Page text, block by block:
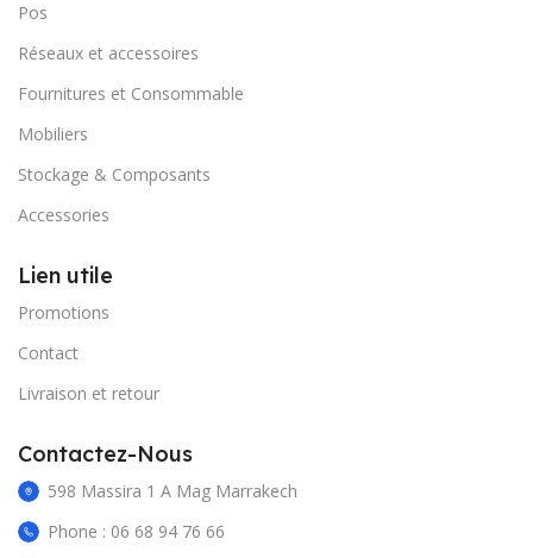
Pos
Réseaux et accessoires
Fournitures et Consommable
Mobiliers
Stockage & Composants
Accessories
Lien utile
Promotions
Contact
Livraison et retour
Contactez-Nous
598 Massira 1 A Mag Marrakech
Phone : 06 68 94 76 66